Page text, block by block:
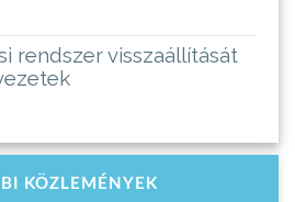
rendszer visszaállítását
KÖZLEMÉNYEK